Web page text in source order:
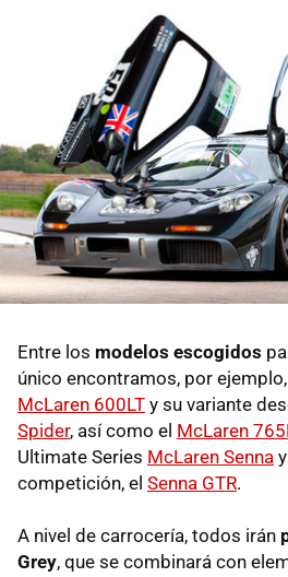
Entre los modelos escogidos
único encontramos, por
McLaren 600LT y su variante
Spider, así como el McLaren
Ultimate Series McLaren Senna
competición, el Senna GTR.
A nivel de carrocería, todos irán
Grey, que se combinará con